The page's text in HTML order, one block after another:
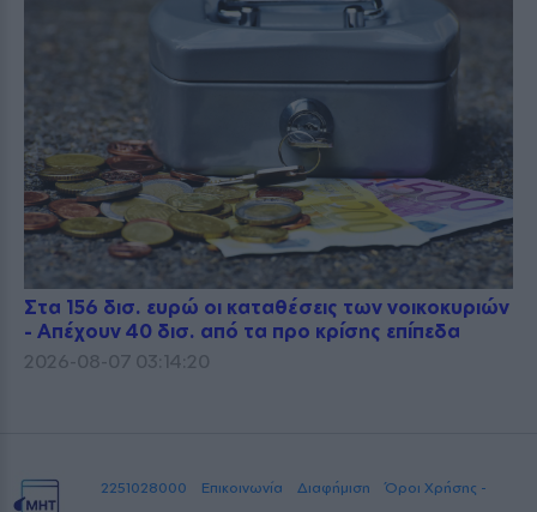
Στα 156 δισ. ευρώ οι καταθέσεις των νοικοκυριών
- Απέχουν 40 δισ. από τα προ κρίσης επίπεδα
2026-08-07 03:14:20
2251028000 Επικοινωνία Διαφήμιση Όροι Χρήσης -